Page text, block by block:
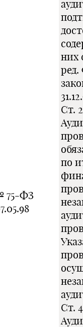
них
ред.
75-ФЗ
Ст.
по
Ст.